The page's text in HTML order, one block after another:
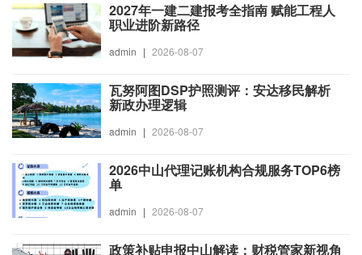
2027年一建二建报考全指南 赋能工程人
职业进阶新路径
admin | 2026-08-07
瓦努阿图DSP护照测评：安达移民解析
新政办理逻辑
admin | 2026-08-07
2026中山代理记账机构合规服务TOP6榜
单
admin | 2026-08-07
政策补贴申报中山解读：财税管家新视角